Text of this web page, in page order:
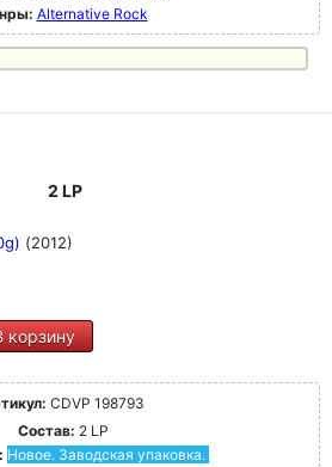
Alternative Rock
2 LP
(2012)
корзину
CDVP 198793
Состав: 2 LP
Новое. Заводская упаковка.